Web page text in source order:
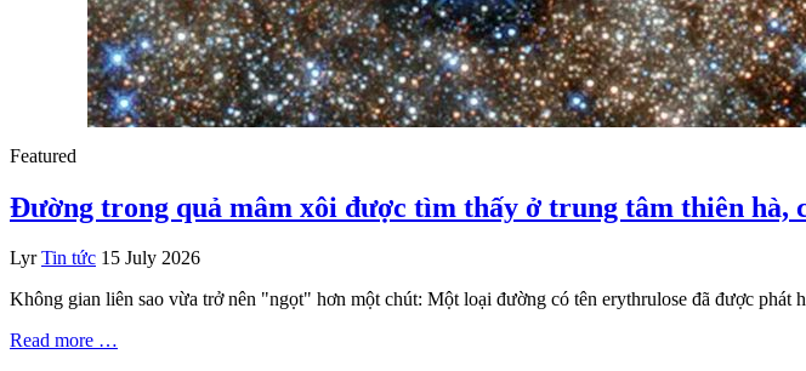
Featured
Đường trong quả mâm xôi được tìm thấy ở trung tâm thiên hà,
Lyr Tin tức 15 July 2026
Không gian liên sao vừa trở nên "ngọt" hơn một chút: Một loại đường có tên erythrulose đã được phát
Read more …